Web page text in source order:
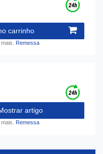
carrinho
mais. Remessa
artigo
mais. Remessa